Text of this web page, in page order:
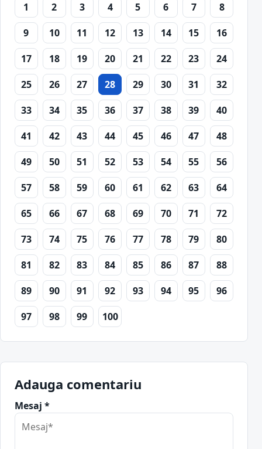
1 2 3 4 5 6 7
8
9
10 11 12 13 14 15
16
17
18 19 20 21 22 23
24
25
26 27 28 29 30 31
32
33
34 35 36 37 38 39
40
41
42 43 44 45 46 47
48
49
50 51 52 53 54 55
56
57
58 59 60 61 62 63
64
65
66 67 68 69 70 71
72
73
74 75 76 77 78 79
80
81
82 83 84 85 86 87
88
89
90 91 92 93 94 95
96
97
98 99 100
Adauga comentariu
Mesaj *